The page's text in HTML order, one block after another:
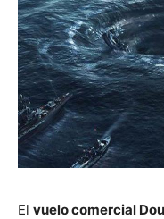
El vuelo comercial